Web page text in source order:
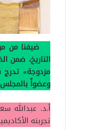
ضيفنا من
التاريخ، ضمن
مزدوجة» تدرج
وعضواً
أ.د. عبدالله
تجربته